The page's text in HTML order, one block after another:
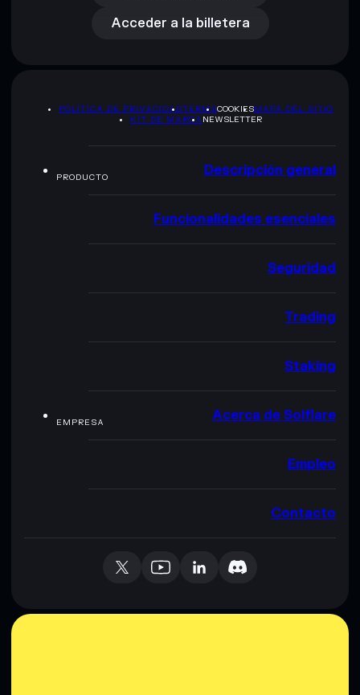
Acceder a la billetera
POLÍTICA DE PRIVACIDADTERMSCOOKIESMAPA DEL SITIO
KIT DE MARCA NEWSLETTER
PRODUCTO Descripción general
Funcionalidades esenciales
Seguridad
Trading
Staking
EMPRESA Acerca de Solflare
Empleo
Contacto